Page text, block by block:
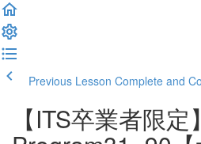
Previous Lesson Complete and
【ITS卒業者限定】